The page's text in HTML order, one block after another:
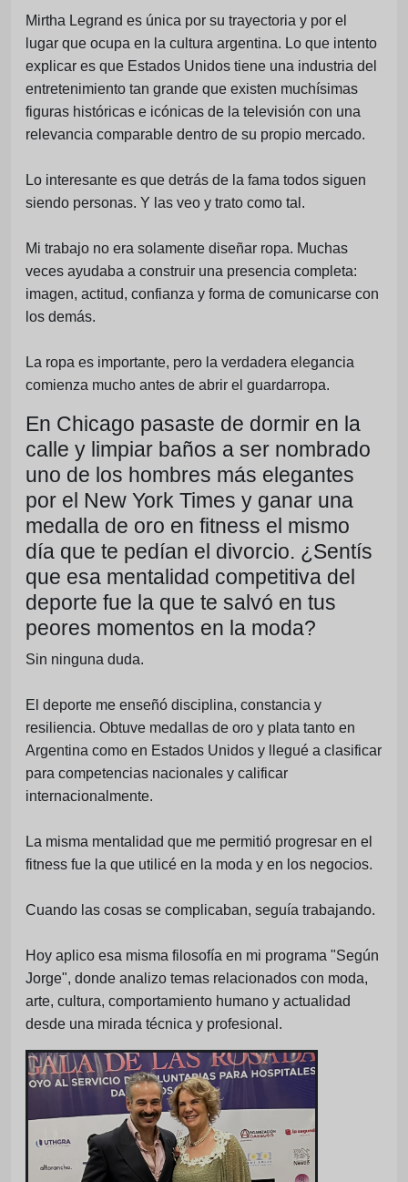
Mirtha Legrand es única por su trayectoria y por el
lugar que ocupa en la cultura argentina. Lo que intento
explicar es que Estados Unidos tiene una industria del
entretenimiento tan grande que existen muchísimas
figuras históricas e icónicas de la televisión con una
relevancia comparable dentro de su propio mercado.
Lo interesante es que detrás de la fama todos siguen
siendo personas. Y las veo y trato como tal.
Mi trabajo no era solamente diseñar ropa. Muchas
veces ayudaba a construir una presencia completa:
imagen, actitud, confianza y forma de comunicarse con
los demás.
La ropa es importante, pero la verdadera elegancia
comienza mucho antes de abrir el guardarropa.
En Chicago pasaste de dormir en la
calle y limpiar baños a ser nombrado
uno de los hombres más elegantes
por el New York Times y ganar una
medalla de oro en fitness el mismo
día que te pedían el divorcio. ¿Sentís
que esa mentalidad competitiva del
deporte fue la que te salvó en tus
peores momentos en la moda?
Sin ninguna duda.
El deporte me enseñó disciplina, constancia y
resiliencia. Obtuve medallas de oro y plata tanto en
Argentina como en Estados Unidos y llegué a clasificar
para competencias nacionales y calificar
internacionalmente.
La misma mentalidad que me permitió progresar en el
fitness fue la que utilicé en la moda y en los negocios.
Cuando las cosas se complicaban, seguía trabajando.
Hoy aplico esa misma filosofía en mi programa "Según
Jorge", donde analizo temas relacionados con moda,
arte, cultura, comportamiento humano y actualidad
desde una mirada técnica y profesional.